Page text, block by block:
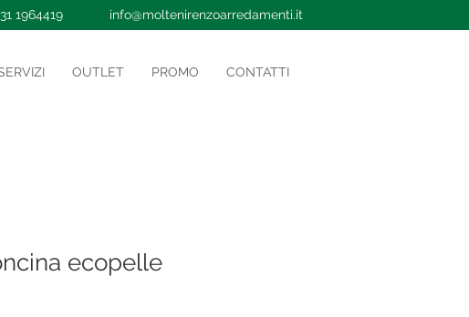
1964419 info@moltenirenzoarredamenti.it
OUTLET PROMO CONTATTI
ecopelle